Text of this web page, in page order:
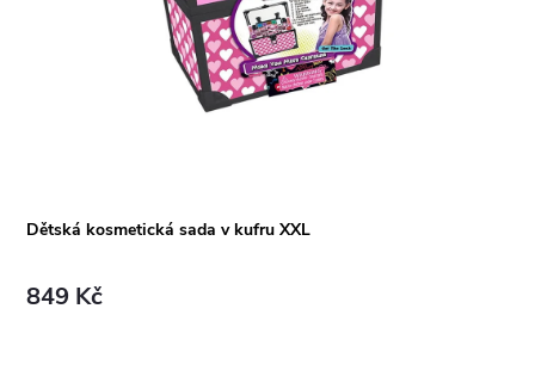
Dětská kosmetická sada v kufru XXL
849 Kč